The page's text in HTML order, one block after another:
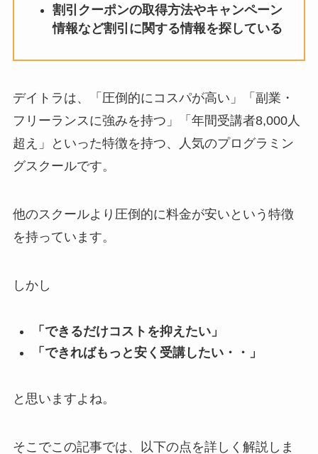
割引クーポンの取得方法やキャンペーン
情報など割引に関する情報を探している
デイトラは、「圧倒的にコスパが高い」「副業・
フリーランスに強みを持つ」「年間受講者8,000人
超え」といった特徴を持つ、人気のプログラミン
グスクールです。
他のスクールより圧倒的に料金が安いという特徴
を持っています。
しかし
「できるだけコストを抑えたい」
「できればもっと安く受講したい・・」
と思いますよね。
そこでこの記事では、以下の点を詳しく解説しま